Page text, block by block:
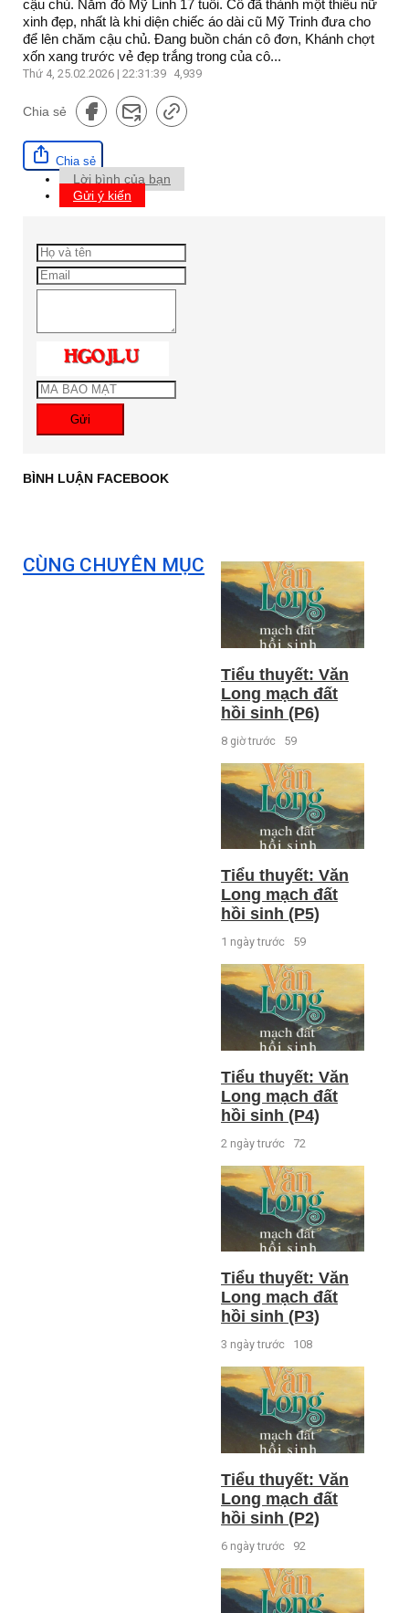
cậu chủ. Năm đó Mỹ Linh 17 tuổi. Cô đã thành một thiếu nữ
xinh đẹp, nhất là khi diện chiếc áo dài cũ Mỹ Trinh đưa cho
để lên chăm cậu chủ. Đang buồn chán cô đơn, Khánh chợt
xốn xang trước vẻ đẹp trắng trong của cô...
Thứ 4, 25.02.2026 | 22:31:39 4,939
Chia sẻ
Chia sẻ
Lời bình của bạn
Gửi ý kiến
Gửi
BÌNH LUẬN FACEBOOK
CÙNG CHUYÊN MỤC
Tiểu thuyết: Văn
Long mạch đất
hồi sinh (P6)
8 giờ trước 59
Tiểu thuyết: Văn
Long mạch đất
hồi sinh (P5)
1 ngày trước 59
Tiểu thuyết: Văn
Long mạch đất
hồi sinh (P4)
2 ngày trước 72
Tiểu thuyết: Văn
Long mạch đất
hồi sinh (P3)
3 ngày trước 108
Tiểu thuyết: Văn
Long mạch đất
hồi sinh (P2)
6 ngày trước 92